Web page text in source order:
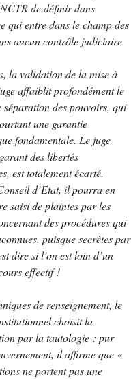
de définir dans
qui entre dans le champ des
aucun contrôle judiciaire.
la validation de la mise à
affaiblit profondément le
séparation des pouvoirs, qui
une garantie
fondamentale. Le juge
des libertés
est totalement écarté.
d’Etat, il pourra en
saisi de plaintes par les
des procédures qui
puisque secrètes par
dire si l’on est loin d’un
effectif !
de renseignement, le
choisit la
par la tautologie : pur
il affirme que «
ne portent pas une